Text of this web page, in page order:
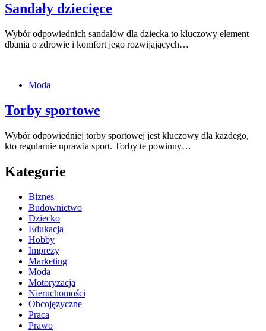
Sandały dziecięce
Wybór odpowiednich sandałów dla dziecka to kluczowy element
dbania o zdrowie i komfort jego rozwijających…
Moda
Torby sportowe
Wybór odpowiedniej torby sportowej jest kluczowy dla każdego,
kto regularnie uprawia sport. Torby te powinny…
Kategorie
Biznes
Budownictwo
Dziecko
Edukacja
Hobby
Imprezy
Marketing
Moda
Motoryzacja
Nieruchomości
Obcojęzyczne
Praca
Prawo